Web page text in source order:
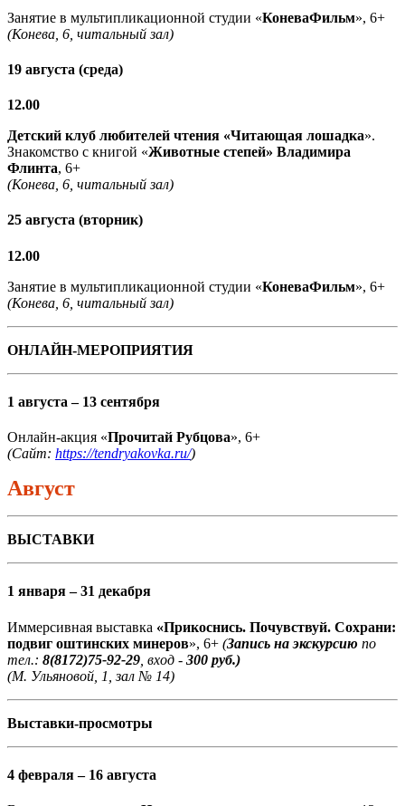
Занятие в мультипликационной студии «КоневаФильм», 6+
(Конева, 6, читальный зал)
19 августа (среда)
12.00
Детский клуб любителей чтения «Читающая лошадка».
Знакомство с книгой «Животные степей» Владимира
Флинта, 6+
(Конева, 6, читальный зал)
25 августа (вторник)
12.00
Занятие в мультипликационной студии «КоневаФильм», 6+
(Конева, 6, читальный зал)
ОНЛАЙН-МЕРОПРИЯТИЯ
1 августа – 13 сентября
Онлайн-акция «Прочитай Рубцова», 6+
(Сайт: https://tendryakovka.ru/)
Август
ВЫСТАВКИ
1 января – 31 декабря
Иммерсивная выставка «Прикоснись. Почувствуй. Сохрани:
подвиг оштинских минеров», 6+ (Запись на экскурсию по
тел.: 8(8172)75-92-29 , вход - 300 руб.)
(М. Ульяновой, 1, зал № 14)
Выставки-просмотры
4 февраля – 16 августа